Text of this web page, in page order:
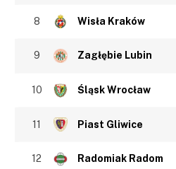
8 Wisła Kraków
9 Zagłębie Lubin
10 Śląsk Wrocław
11 Piast Gliwice
12 Radomiak Radom